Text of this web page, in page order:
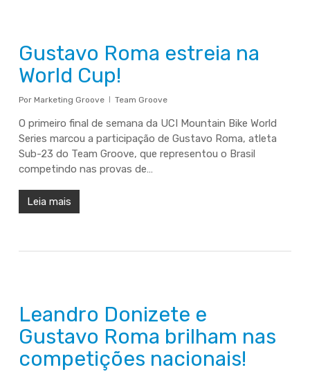
Gustavo Roma estreia na
World Cup!
Por Marketing Groove Team Groove
O primeiro final de semana da UCI Mountain Bike World
Series marcou a participação de Gustavo Roma, atleta
Sub-23 do Team Groove, que representou o Brasil
competindo nas provas de…
Leia mais
Leandro Donizete e
Gustavo Roma brilham nas
competições nacionais!